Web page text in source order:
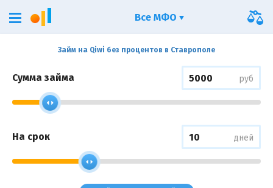
Займ на Qiwi без процентов в Ставрополе
Сумма займа руб
На срок дней
Все МФО